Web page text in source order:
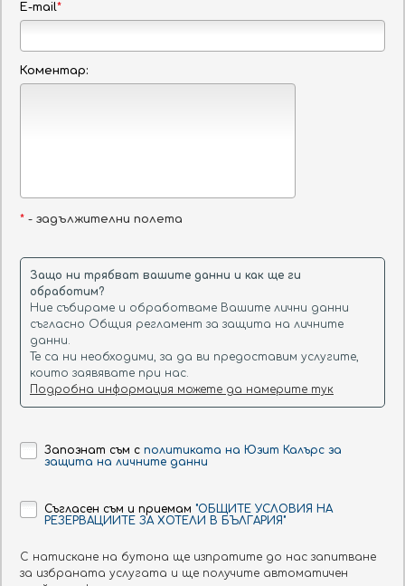
E-mail*
Коментар:
* - задължителни полета
Защо ни трябват вашите данни и как ще ги
обработим?
Ние събираме и обработваме Вашите лични данни
съгласно Общия регламент за защита на личните
данни.
Те са ни необходими, за да ви предоставим услугите,
които заявявате при нас.
Подробна информация можете да намерите тук
Запознат съм с политиката на Юзит Калърс за
защита на личните данни
Съгласен съм и приемам "ОБЩИТЕ УСЛОВИЯ НА
РЕЗЕРВАЦИИТЕ ЗА ХОТЕЛИ В БЪЛГАРИЯ"
С натискане на бутона ще изпратите до нас запитване
за избраната услугата и ще получите автоматичен
Разположени в близост до плажа
Офертата "Хотел без име" е оферта, при която си
резервирате почивка в Приморско на база All Inclusive,
като разбирате точния хотел, в който ще сте
настанени два дни преди настаняването.
Хотелите включени в офертата са:
Перла Бийч II 4*,Перла Бийч III 3* ,Перла плаза 3*,
сън парк 4*
СТАИТЕ:
ХРАНАТА:
УДОБСТВАТА: